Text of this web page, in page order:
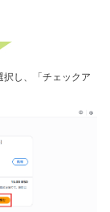
し、「チェックア